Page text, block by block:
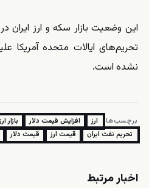
این وضعیت بازار سکه و ارز
تحریم‌های ایالات متحده آمریکا
نشده است.
برچسب‌ها: ارز افزایش قیمت دلار بازار
تحریم نفت ایران
قیمت ارز قیمت دلار
اخبار مرتبط